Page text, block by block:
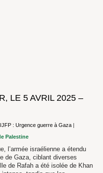
LE 5 AVRIL 2025 –
: Urgence guerre à Gaza |
Palestine
l’armée israélienne a étendu
de Gaza, ciblant diverses
de Rafah a été isolée de Khan